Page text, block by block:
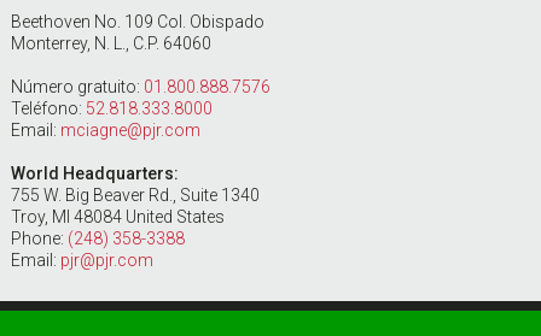
Beethoven No. 109 Col. Obispado
Monterrey, N. L., C.P. 64060
Número gratuito: 01.800.888.7576
Teléfono: 52.818.333.8000
Email: mciagne@pjr.com
World Headquarters:
755 W. Big Beaver Rd., Suite 1340
Troy, MI 48084 United States
Phone: (248) 358-3388
Email: pjr@pjr.com